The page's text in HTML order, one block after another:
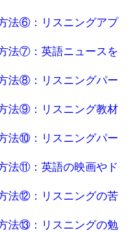
法⑥：リスニングアプ
法⑦：英語ニュースを
法⑧：リスニングパー
法⑨：リスニング教材
法⑩：リスニングパー
法⑪：英語の映画やド
法⑫：リスニングの苦
法⑬：リスニングの勉